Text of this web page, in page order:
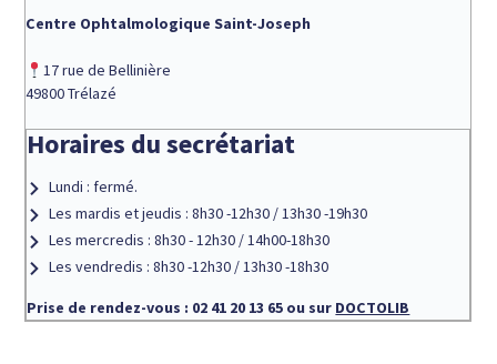
Centre Ophtalmologique Saint-Joseph
17 rue de Bellinière
49800 Trélazé
Horaires du secrétariat
Lundi : fermé.
Les mardis et jeudis : 8h30 -12h30 / 13h30 -19h30
Les mercredis : 8h30 - 12h30 / 14h00-18h30
Les vendredis : 8h30 -12h30 / 13h30 -18h30
Prise de rendez-vous : 02 41 20 13 65 ou sur DOCTOLIB